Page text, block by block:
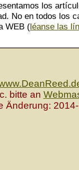
los
No en todos los
WEB (léanse las
bitte an
Änderung: